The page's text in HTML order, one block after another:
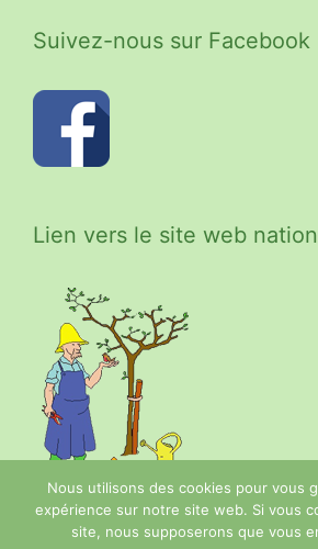
Suivez-nous sur Facebook
Lien vers le site web
Nous utilisons des cookies pour vous
expérience sur notre site web. Si vous
site, nous supposerons que vous